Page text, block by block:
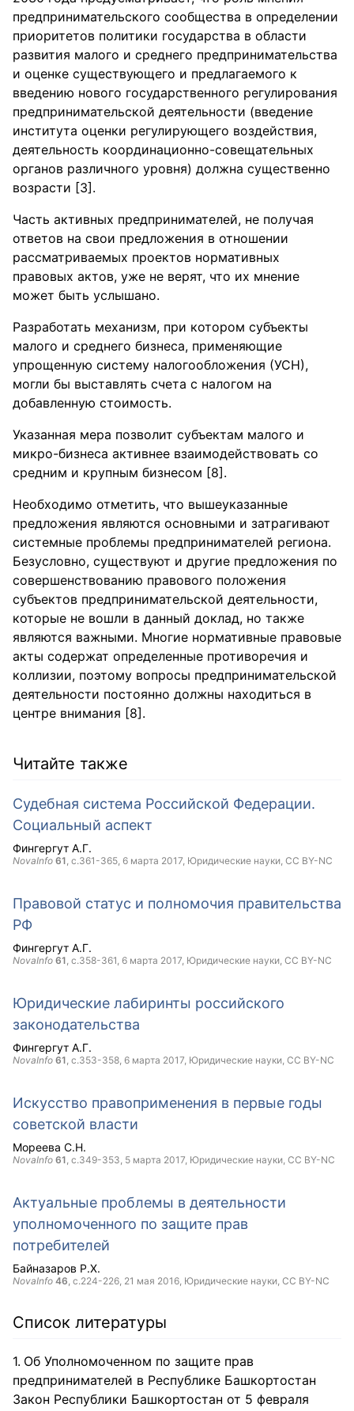
предпринимательского сообщества в определении
приоритетов политики государства в области
развития малого и среднего предпринимательства
и оценке существующего и предлагаемого к
введению нового государственного регулирования
предпринимательской деятельности (введение
института оценки регулирующего воздействия,
деятельность координационно-совещательных
органов различного уровня) должна существенно
возрасти [3].
Часть активных предпринимателей, не получая
ответов на свои предложения в отношении
рассматриваемых проектов нормативных
правовых актов, уже не верят, что их мнение
может быть услышано.
Разработать механизм, при котором субъекты
малого и среднего бизнеса, применяющие
упрощенную систему налогообложения (УСН),
могли бы выставлять счета с налогом на
добавленную стоимость.
Указанная мера позволит субъектам малого и
микро-бизнеса активнее взаимодействовать со
средним и крупным бизнесом [8].
Необходимо отметить, что вышеуказанные
предложения являются основными и затрагивают
системные проблемы предпринимателей региона.
Безусловно, существуют и другие предложения по
совершенствованию правового положения
субъектов предпринимательской деятельности,
которые не вошли в данный доклад, но также
являются важными. Многие нормативные правовые
акты содержат определенные противоречия и
коллизии, поэтому вопросы предпринимательской
деятельности постоянно должны находиться в
центре внимания [8].
Читайте также
Судебная система Российской Федерации.
Социальный аспект
Фингергут А.Г.
NovaInfo 61, с.361-365, 6 марта 2017, Юридические науки, CC BY-NC
Правовой статус и полномочия правительства
РФ
Фингергут А.Г.
NovaInfo 61, с.358-361, 6 марта 2017, Юридические науки, CC BY-NC
Юридические лабиринты российского
законодательства
Фингергут А.Г.
NovaInfo 61, с.353-358, 6 марта 2017, Юридические науки, CC BY-NC
Искусство правоприменения в первые годы
советской власти
Мореева С.Н.
NovaInfo 61, с.349-353, 5 марта 2017, Юридические науки, CC BY-NC
Актуальные проблемы в деятельности
уполномоченного по защите прав
потребителей
Байназаров Р.Х.
NovaInfo 46, с.224-226, 21 мая 2016, Юридические науки, CC BY-NC
Список литературы
Об Уполномоченном по защите прав
предпринимателей в Республике Башкортостан
Закон Республики Башкортостан от 5 февраля